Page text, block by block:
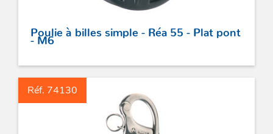
Poulie à billes simple - Réa 55 - Plat pont
- M6
Réf. 74130